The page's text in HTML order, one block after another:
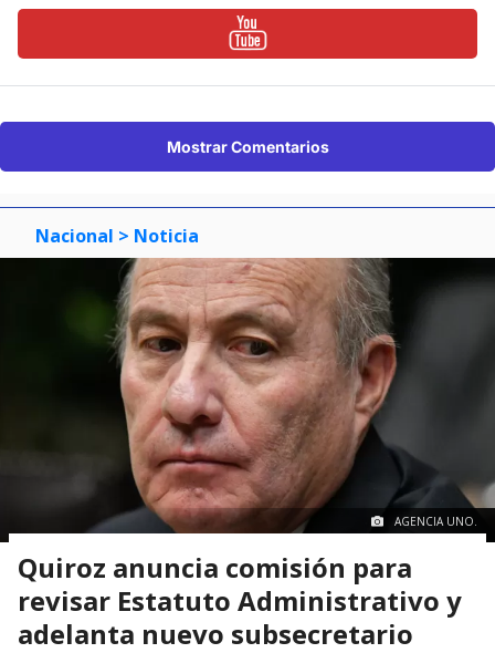
Mostrar Comentarios
Nacional > Noticia
AGENCIA UNO.
Quiroz anuncia comisión para
revisar Estatuto Administrativo y
adelanta nuevo subsecretario